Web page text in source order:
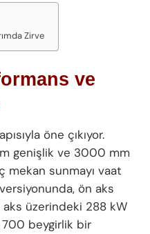
Zirve
ve
öne çıkıyor.
genişlik ve 3000 mm
mekan sunmayı vaat
ön aks
üzerindeki 288 kW
700 beygirlik bir